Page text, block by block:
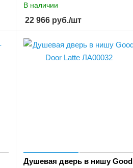
В наличии
22 966руб./шт
Душевая дверь в нишу Good